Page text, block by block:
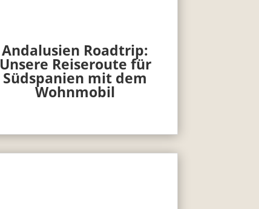
Andalusien Roadtrip:
Unsere Reiseroute für
Südspanien mit dem
Wohnmobil